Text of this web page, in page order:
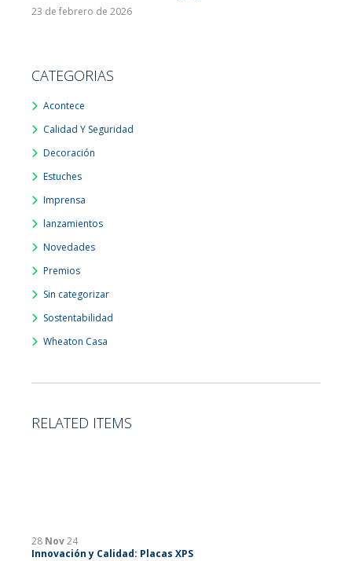
23 de febrero de 2026
CATEGORIAS
Acontece
Calidad Y Seguridad
Decoración
Estuches
Imprensa
lanzamientos
Novedades
Premios
Sin categorizar
Sostentabilidad
Wheaton Casa
RELATED ITEMS
28 Nov24
Innovación y Calidad: Placas XPS